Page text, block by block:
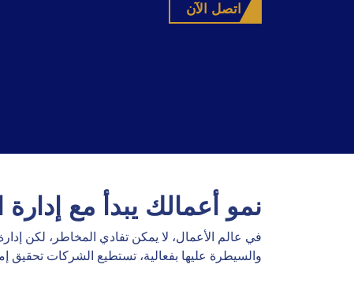
اتصل الآن
نمو أعمالك يبدأ مع إدارة
في عالم الأعمال، لا يمكن تفادي المخاطر، لكن
والسيطرة عليها بفعالية، تستطيع الشركات تحقيق